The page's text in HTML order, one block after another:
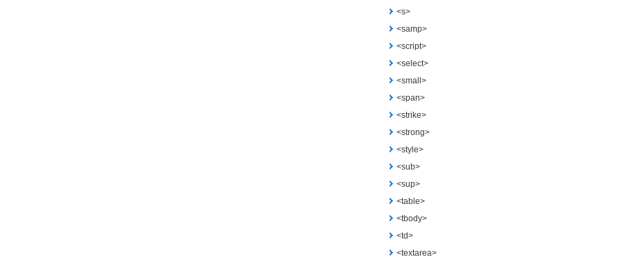
<s>
<samp>
<script>
<select>
<small>
<span>
<strike>
<strong>
<style>
<sub>
<sup>
<table>
<tbody>
<td>
<textarea>